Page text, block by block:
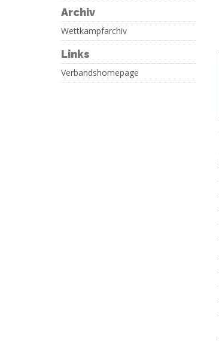
Archiv
Wettkampfarchiv
Links
Verbandshomepage